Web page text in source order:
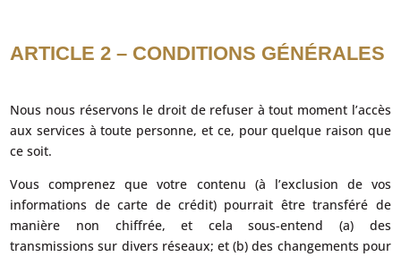
ARTICLE 2 – CONDITIONS GÉNÉRALES
Nous nous réservons le droit de refuser à tout moment l’accès
aux services à toute personne, et ce, pour quelque raison que
ce soit.
Vous comprenez que votre contenu (à l’exclusion de vos
informations de carte de crédit) pourrait être transféré de
manière non chiffrée, et cela sous-entend (a) des
transmissions sur divers réseaux; et (b) des changements pour